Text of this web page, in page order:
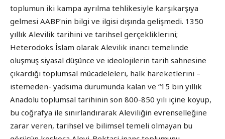
toplumun iki kampa ayrılma tehlikesiyle karşıkarşıya
gelmesi AABF’nin bilgi ve ilgisi dışında gelişmedi. 1350
yıllık Alevilik tarihini ve tarihsel gerçekliklerini;
Heterodoks İslam olarak Alevilik inancı temelinde
oluşmuş siyasal düşünce ve ideolojilerin tarih sahnesine
çıkardığı toplumsal mücadeleleri, halk hareketlerini –
istemeden- yadsıma durumunda kalan ve “15 bin yıllık
Anadolu toplumsal tarihinin son 800-850 yılı içine koyup,
bu coğrafya ile sınırlandırarak Aleviliğin evrenselleğine
zarar veren, tarihsel ve bilimsel temeli olmayan bu